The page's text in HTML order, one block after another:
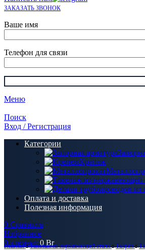
ЗАКАЗАТЬ ЗВОНОК
Ваше имя
Телефон для связи
Меню
Поиск
Вход / Регистрация
Категории
Крепеж
Оплата и доставка
Полезная информация
0 Сравнить
Избранное
0 элемент 0 Br
Главная Такелаж из нержавеющей стали Талреп